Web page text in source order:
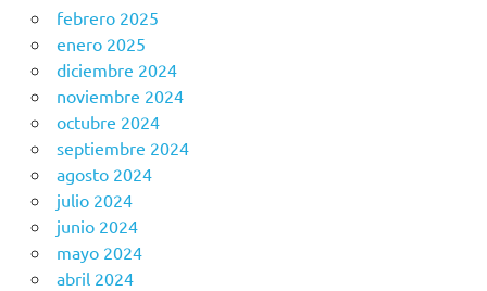
febrero 2025
enero 2025
diciembre 2024
noviembre 2024
octubre 2024
septiembre 2024
agosto 2024
julio 2024
junio 2024
mayo 2024
abril 2024